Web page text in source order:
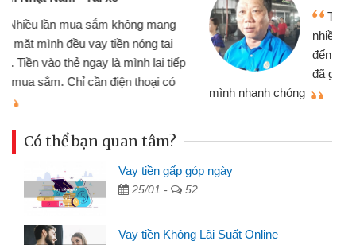
Tôi kinh doanh buôn bán nhỏ lẻ
nhiều lúc cần vốn nhập hàng, nhờ biết
đến website qua bạn bè giới thiệu tôi
đã giải quyết được công việc của
Có thể bạn quan tâm?
Vay tiền gấp góp ngày
25/01 - 52
Vay tiền Không Lãi Suất Online